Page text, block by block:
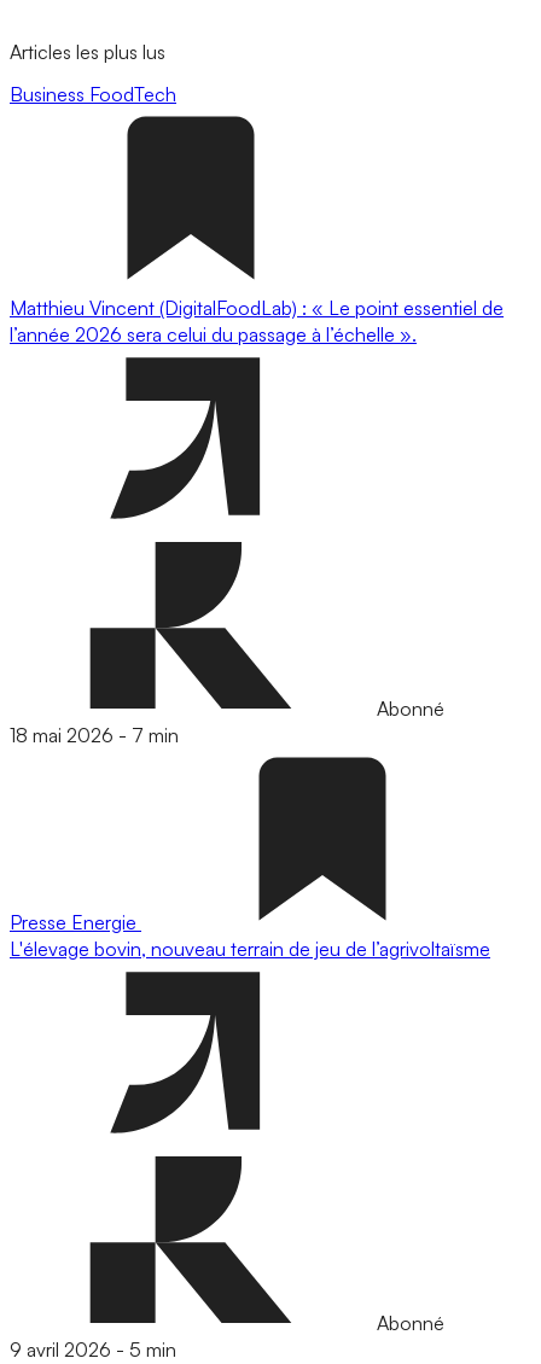
Articles les plus lus
Business FoodTech
Matthieu Vincent (DigitalFoodLab) : « Le point essentiel de
l’année 2026 sera celui du passage à l’échelle ».
Abonné
18 mai 2026 - 7 min
Presse Energie
L'élevage bovin, nouveau terrain de jeu de l’agrivoltaïsme
Abonné
9 avril 2026 - 5 min